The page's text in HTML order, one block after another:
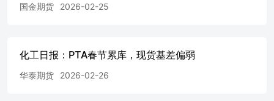
团队021-60635726 免责声明： 本报告由建信期货有限责任
因使用本报告中的内容所导致的损失负任何责任。 市场有
风险，投资需谨慎。本报告是基于本公司认为可靠且已公开
国金期货 2026-02-25
化工日报：PTA春节累库，现货基差偏弱
华泰期货 2026-02-26